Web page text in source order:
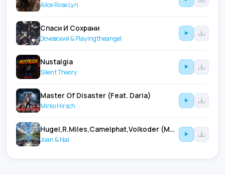
Alice Rose Lyn
Спаси И Сохрани
Эсчевский & Playingtheangel
Nustalgia
Silent Theory
Master Of Disaster (Feat. Daria)
Mirko Hirsch
Hugel,R.Miles,Camelphat,Volkoder (Movin' To The Sun Vs Children Vs U.Moment.)
Joan & Nal